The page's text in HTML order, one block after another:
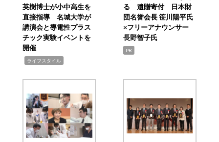
英樹博士が小中高生を
直接指導 名城大学が
講演会と導電性プラス
チック実験イベントを
開催
ライフスタイル
る 遺贈寄付 日本財
団名誉会長 笹川陽平氏
×フリーアナウンサー
長野智子氏
PR